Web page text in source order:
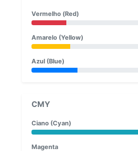
Vermelho (Red)
Amarelo (Yellow)
Azul (Blue)
CMY
Ciano (Cyan)
Magenta